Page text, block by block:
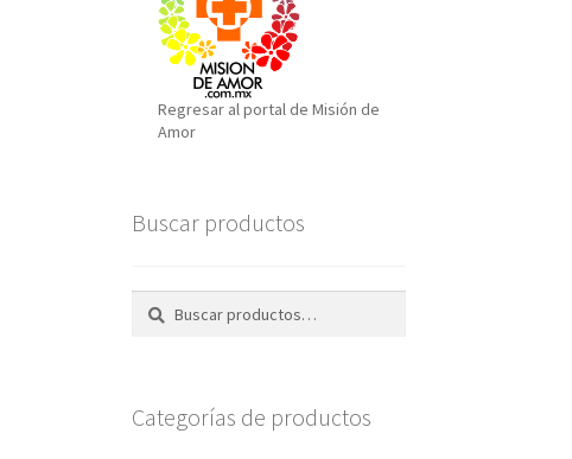
Regresar al portal de Misión de
Amor
Buscar productos
Buscar
Buscar
Categorías de productos